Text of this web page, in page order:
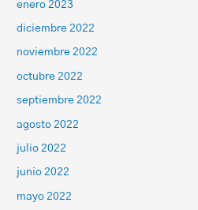
enero 2023
diciembre 2022
noviembre 2022
octubre 2022
septiembre 2022
agosto 2022
julio 2022
junio 2022
mayo 2022